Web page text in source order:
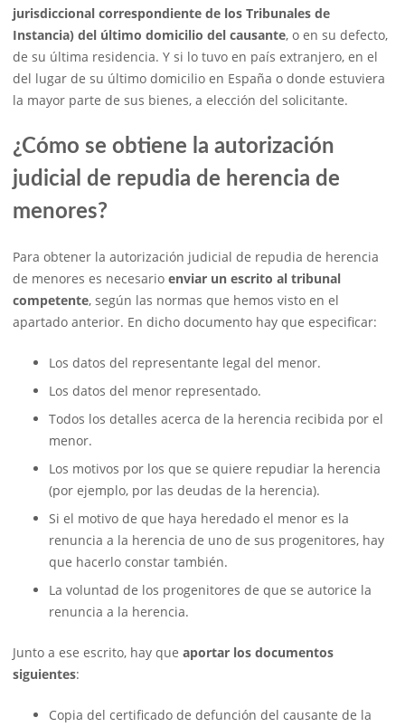
jurisdiccional correspondiente de los Tribunales de
Instancia) del último domicilio del causante, o en su defecto,
de su última residencia. Y si lo tuvo en país extranjero, en el
del lugar de su último domicilio en España o donde estuviera
la mayor parte de sus bienes, a elección del solicitante.
¿Cómo se obtiene la autorización
judicial de repudia de herencia de
menores?
Para obtener la autorización judicial de repudia de herencia
de menores es necesario enviar un escrito al tribunal
competente, según las normas que hemos visto en el
apartado anterior. En dicho documento hay que especificar:
Los datos del representante legal del menor.
Los datos del menor representado.
Todos los detalles acerca de la herencia recibida por el
menor.
Los motivos por los que se quiere repudiar la herencia
(por ejemplo, por las deudas de la herencia).
Si el motivo de que haya heredado el menor es la
renuncia a la herencia de uno de sus progenitores, hay
que hacerlo constar también.
La voluntad de los progenitores de que se autorice la
renuncia a la herencia.
Junto a ese escrito, hay que aportar los documentos
siguientes:
Copia del certificado de defunción del causante de la